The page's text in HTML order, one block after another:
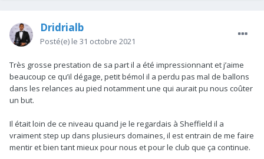
Dridrialb
Posté(e) le 31 octobre 2021
Très grosse prestation de sa part il a été impressionnant et j’aime
beaucoup ce qu’il dégage, petit bémol il a perdu pas mal de ballons
dans les relances au pied notamment une qui aurait pu nous coûter
un but.
Il était loin de ce niveau quand je le regardais à Sheffield il a
vraiment step up dans plusieurs domaines, il est entrain de me faire
mentir et bien tant mieux pour nous et pour le club que ça continue.